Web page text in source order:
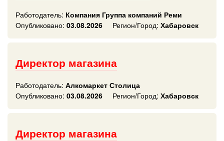
Работодатель: Компания Группа компаний Реми
Опубликовано: 03.08.2026 Регион/Город: Хабаровск
Директор магазина
Работодатель: Алкомаркет Столица
Опубликовано: 03.08.2026 Регион/Город: Хабаровск
Директор магазина